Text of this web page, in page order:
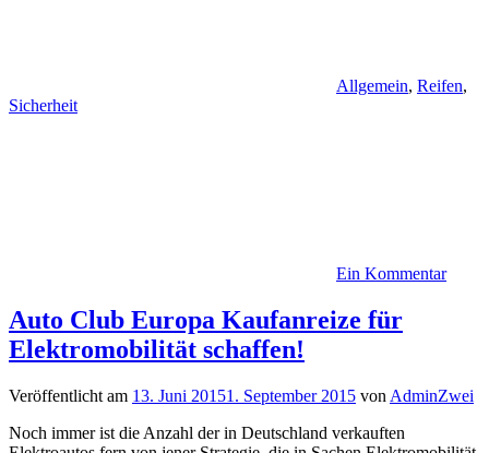
Allgemein, Reifen,
Sicherheit
Ein Kommentar
Auto Club Europa Kaufanreize für
Elektromobilität schaffen!
Veröffentlicht am 13. Juni 20151. September 2015 von AdminZwei
Noch immer ist die Anzahl der in Deutschland verkauften